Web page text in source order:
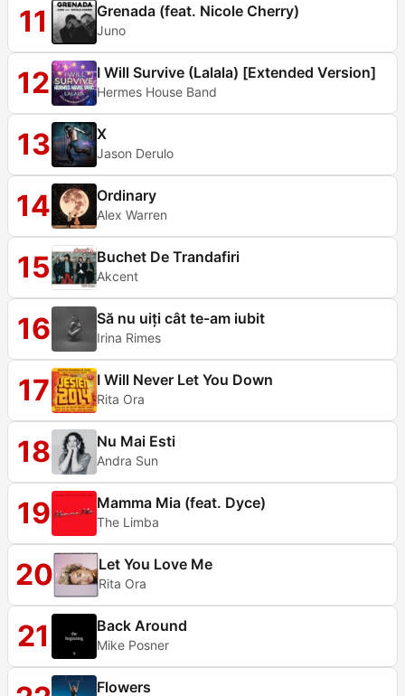
11 Grenada (feat. Nicole Cherry)
Juno
12 I Will Survive (Lalala) [Extended Version]
Hermes House Band
13 X
Jason Derulo
14 Ordinary
Alex Warren
15 Buchet De Trandafiri
Akcent
16 Să nu uiți cât te-am iubit
Irina Rimes
17 I Will Never Let You Down
Rita Ora
18 Nu Mai Esti
Andra Sun
19 Mamma Mia (feat. Dyce)
The Limba
20 Let You Love Me
Rita Ora
21 Back Around
Mike Posner
Flowers